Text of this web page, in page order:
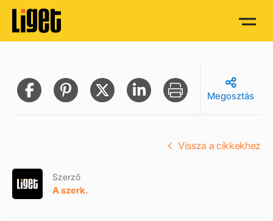
Megosztás
Szerző
A szerk.
Vissza a cikkekhez